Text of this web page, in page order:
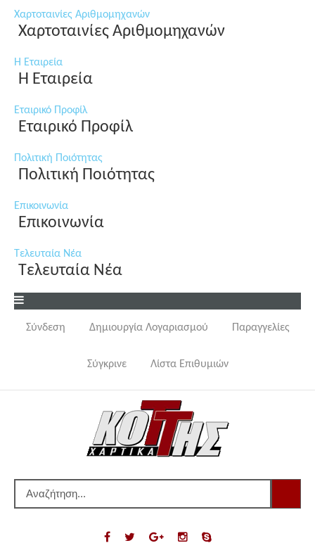
Χαρτοταινίες Αριθμομηχανών
Χαρτοταινίες Αριθμομηχανών
Η Εταιρεία
Η Εταιρεία
Εταιρικό Προφίλ
Εταιρικό Προφίλ
Πολιτική Ποιότητας
Πολιτική Ποιότητας
Επικοινωνία
Επικοινωνία
Τελευταία Νέα
Τελευταία Νέα
Σύνδεση Δημιουργία Λογαριασμού Παραγγελίες
Σύγκρινε Λίστα Επιθυμιών